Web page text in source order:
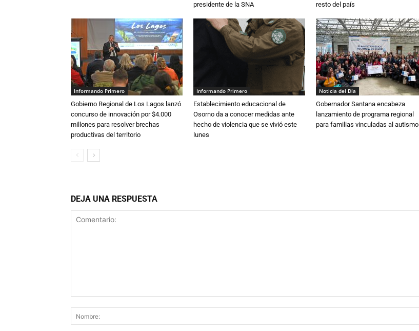
presidente de la SNA
resto del país
Informando Primero
Gobierno Regional de Los Lagos lanzó
concurso de innovación por $4.000
millones para resolver brechas
productivas del territorio
Informando Primero
Establecimiento educacional de
Osorno da a conocer medidas ante
hecho de violencia que se vivió este
lunes
Noticia del Día
Gobernador Santana encabeza
lanzamiento de programa regional
para familias vinculadas al autismo
DEJA UNA RESPUESTA